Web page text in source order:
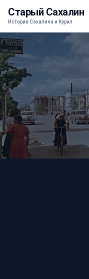
Старый Сахалин
История Сахалина и Курил